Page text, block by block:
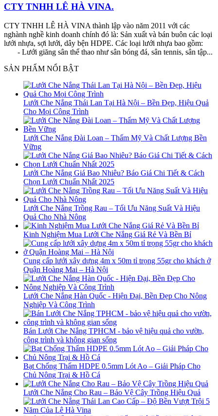
CTY TNHH LÊ HÀ VINA.
CTY TNHH LÊ HÀ VINA thành lập vào năm 2011 với các
nghành nghề kinh doanh chính đó là: Sản xuất và bán buôn các loại
lưới nhựa, sợi lưới, dây bện HDPE. Các loại lưới nhựa bao gồm:
- Lưới giăng sân thể thao như sân bóng đá, sân tennis, sân tập...
SẢN PHẨM NỔI BẬT
Lưới Che Nắng Thái Lan Tại Hà Nội – Bền Đẹp, Hiệu Quả
Cho Mọi Công Trình
Lưới Che Nắng Đài Loan – Thẩm Mỹ Và Chất Lượng Bền
Vững
Lưới Che Nắng Giá Bao Nhiêu? Báo Giá Chi Tiết & Cách
Chọn Lưới Chuẩn Nhất 2025
Lưới Che Nắng Trồng Rau – Tối Ưu Năng Suất Và Hiệu
Quả Cho Nhà Nông
Kinh Nghiệm Mua Lưới Che Nắng Giá Rẻ Và Bền Bỉ
Cung cấp lưới xây dựng 4m x 50m tỉ trọng 55gr cho khách ở
Quận Hoàng Mai – Hà Nội
Lưới Che Nắng Hàn Quốc - Hiện Đại, Bền Đẹp Cho Nông
Nghiệp Và Công Trình
Bán Lưới Che Nắng TPHCM - bảo vệ hiệu quả cho vườn,
công trình và không gian sống
Bạt Chống Thấm HDPE 0.5mm Lót Ao – Giải Pháp Cho
Chủ Nông Trại & Hồ Cá
Lưới Che Nắng Cho Rau – Bảo Vệ Cây Trồng Hiệu Quả